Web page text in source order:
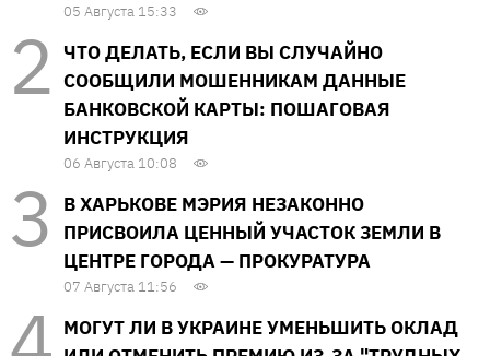
05 Августа 15:33
ЧТО ДЕЛАТЬ, ЕСЛИ ВЫ СЛУЧАЙНО
СООБЩИЛИ МОШЕННИКАМ ДАННЫЕ
БАНКОВСКОЙ КАРТЫ: ПОШАГОВАЯ
ИНСТРУКЦИЯ
06 Августа 10:08
В ХАРЬКОВЕ МЭРИЯ НЕЗАКОННО
ПРИСВОИЛА ЦЕННЫЙ УЧАСТОК ЗЕМЛИ В
ЦЕНТРЕ ГОРОДА — ПРОКУРАТУРА
07 Августа 11:56
МОГУТ ЛИ В УКРАИНЕ УМЕНЬШИТЬ ОКЛАД